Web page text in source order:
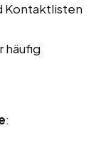
Kontaktlisten
häufig
: